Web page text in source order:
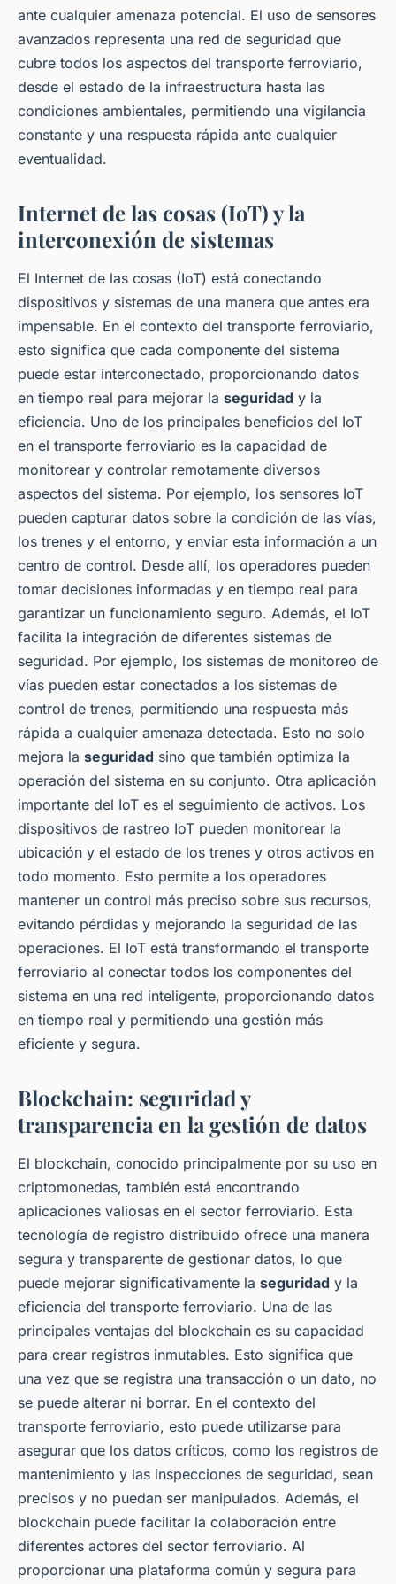
ante cualquier amenaza potencial. El uso de sensores
avanzados representa una red de seguridad que
cubre todos los aspectos del transporte ferroviario,
desde el estado de la infraestructura hasta las
condiciones ambientales, permitiendo una vigilancia
constante y una respuesta rápida ante cualquier
eventualidad.
Internet de las cosas (IoT) y la
interconexión de sistemas
El Internet de las cosas (IoT) está conectando
dispositivos y sistemas de una manera que antes era
impensable. En el contexto del transporte ferroviario,
esto significa que cada componente del sistema
puede estar interconectado, proporcionando datos
en tiempo real para mejorar la seguridad y la
eficiencia. Uno de los principales beneficios del IoT
en el transporte ferroviario es la capacidad de
monitorear y controlar remotamente diversos
aspectos del sistema. Por ejemplo, los sensores IoT
pueden capturar datos sobre la condición de las vías,
los trenes y el entorno, y enviar esta información a un
centro de control. Desde allí, los operadores pueden
tomar decisiones informadas y en tiempo real para
garantizar un funcionamiento seguro. Además, el IoT
facilita la integración de diferentes sistemas de
seguridad. Por ejemplo, los sistemas de monitoreo de
vías pueden estar conectados a los sistemas de
control de trenes, permitiendo una respuesta más
rápida a cualquier amenaza detectada. Esto no solo
mejora la seguridad sino que también optimiza la
operación del sistema en su conjunto. Otra aplicación
importante del IoT es el seguimiento de activos. Los
dispositivos de rastreo IoT pueden monitorear la
ubicación y el estado de los trenes y otros activos en
todo momento. Esto permite a los operadores
mantener un control más preciso sobre sus recursos,
evitando pérdidas y mejorando la seguridad de las
operaciones. El IoT está transformando el transporte
ferroviario al conectar todos los componentes del
sistema en una red inteligente, proporcionando datos
en tiempo real y permitiendo una gestión más
eficiente y segura.
Blockchain: seguridad y
transparencia en la gestión de datos
El blockchain, conocido principalmente por su uso en
criptomonedas, también está encontrando
aplicaciones valiosas en el sector ferroviario. Esta
tecnología de registro distribuido ofrece una manera
segura y transparente de gestionar datos, lo que
puede mejorar significativamente la seguridad y la
eficiencia del transporte ferroviario. Una de las
principales ventajas del blockchain es su capacidad
para crear registros inmutables. Esto significa que
una vez que se registra una transacción o un dato, no
se puede alterar ni borrar. En el contexto del
transporte ferroviario, esto puede utilizarse para
asegurar que los datos críticos, como los registros de
mantenimiento y las inspecciones de seguridad, sean
precisos y no puedan ser manipulados. Además, el
blockchain puede facilitar la colaboración entre
diferentes actores del sector ferroviario. Al
proporcionar una plataforma común y segura para